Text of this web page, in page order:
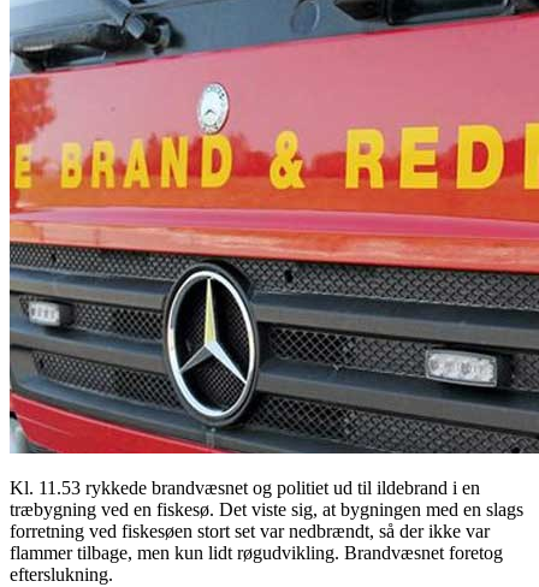
Kl. 11.53 rykkede brandvæsnet og politiet ud til ildebrand i en
træbygning ved en fiskesø. Det viste sig, at bygningen med en slags
forretning ved fiskesøen stort set var nedbrændt, så der ikke var
flammer tilbage, men kun lidt røgudvikling. Brandvæsnet foretog
efterslukning.